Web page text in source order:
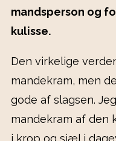
mandsperson og
kulisse.
Den virkelige
mandekram, men
gode af slagsen.
mandekram af den
i krop og sjæl i